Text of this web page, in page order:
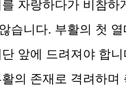
자랑하다가 비참
습니다. 부활의 첫
앞에 드려져야 합니
의 존재로 격려하며